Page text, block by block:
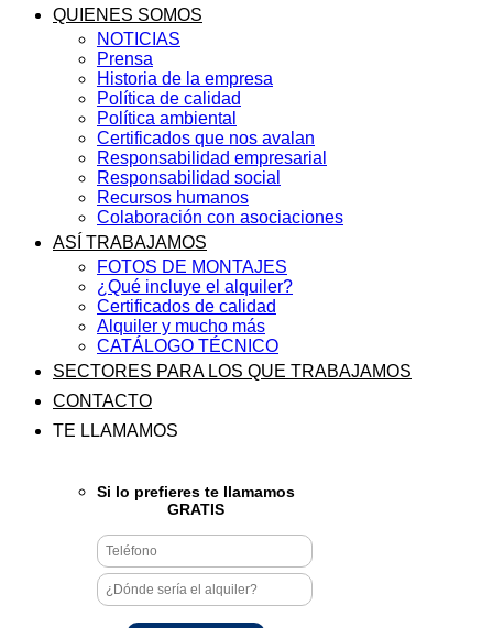
QUIENES SOMOS
NOTICIAS
Prensa
Historia de la empresa
Política de calidad
Política ambiental
Certificados que nos avalan
Responsabilidad empresarial
Responsabilidad social
Recursos humanos
Colaboración con asociaciones
ASÍ TRABAJAMOS
FOTOS DE MONTAJES
¿Qué incluye el alquiler?
Certificados de calidad
Alquiler y mucho más
CATÁLOGO TÉCNICO
SECTORES PARA LOS QUE TRABAJAMOS
CONTACTO
TE LLAMAMOS
Si lo prefieres te llamamos
GRATIS